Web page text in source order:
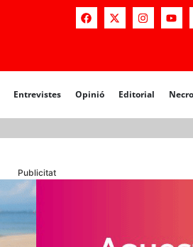
Entrevistes Opinió Editorial
Opinió Editorial
Publicitat